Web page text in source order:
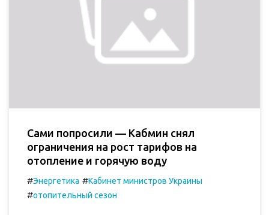
Сами попросили — Кабмин снял
ограничения на рост тарифов на
отопление и горячую воду
#Энергетика #Кабинет министров Украины
#отопительный сезон